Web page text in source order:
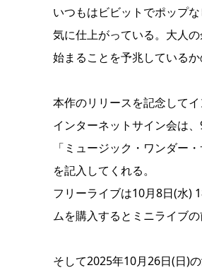
いつもはビビットでポップ
気に仕上がっている。大人
始まることを予兆している
本作のリリースを記念して
インターネットサイン会は
「ミュージック・ワンダー
を記入してくれる。
フリーライブは10月8日(水)
ムを購入するとミニライブ
そして2025年10月26日(日)